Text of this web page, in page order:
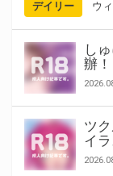
デイリー ウ
し
辦！
ツ
イ